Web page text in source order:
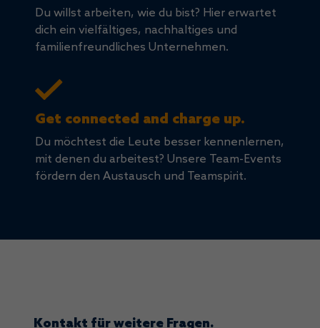
Du willst arbeiten, wie du bist? Hier erwartet
dich ein vielfältiges, nachhaltiges und
familienfreundliches Unternehmen.
Get connected and charge up.
Du möchtest die Leute besser kennenlernen,
mit denen du arbeitest? Unsere Team-Events
fördern den Austausch und Teamspirit.
Kontakt für weitere Fragen.